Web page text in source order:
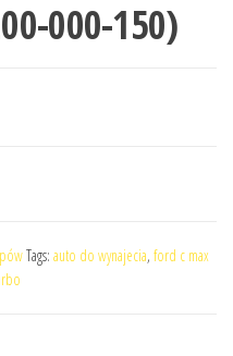
000-150)
Tags: auto do wynajecia, ford c max